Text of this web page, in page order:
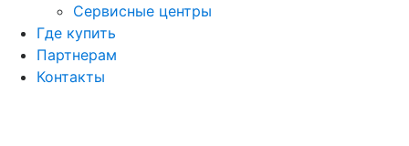
Сервисные центры
Где купить
Партнерам
Контакты